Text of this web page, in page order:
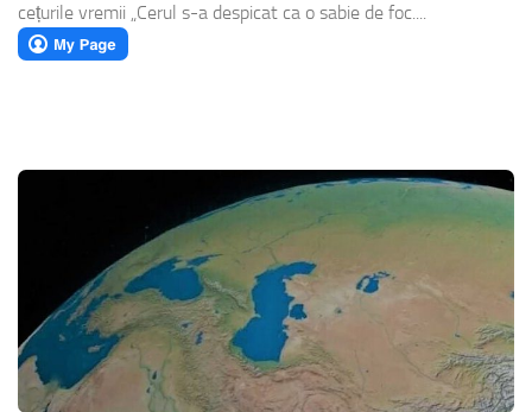
cețurile vremii „Cerul s-a despicat ca o sabie de foc....